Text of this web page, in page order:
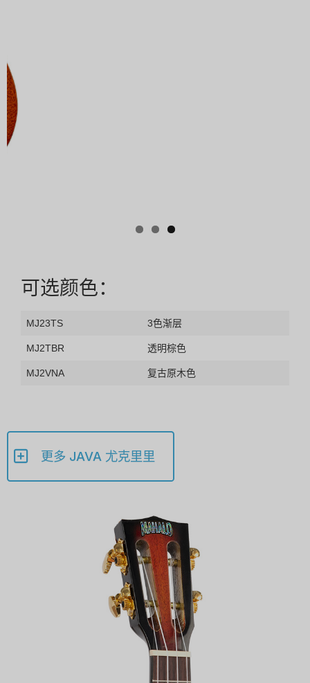
可选颜色：
MJ23TS 3色渐层
MJ2TBR 透明棕色
MJ2VNA 复古原木色
更多 JAVA 尤克里里